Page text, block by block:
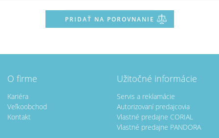
PRIDAŤ NA POROVNANIE
O firme
Kariéra
Veľkoobchod
Kontakt
Užitočné informácie
Servis a reklamácie
Autorizovaní predajcovia
Vlastné predajne CORIAL
Vlastné predajne PANDORA